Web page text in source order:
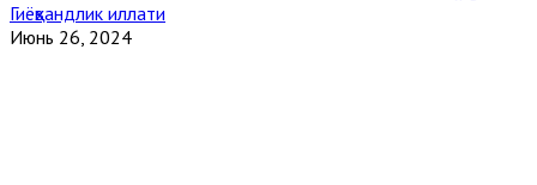
Гиёҳвандлик иллати
Июнь 26, 2024